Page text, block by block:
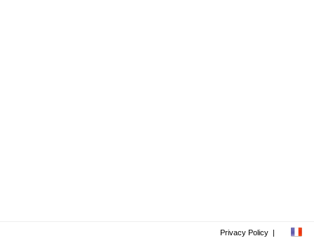
Privacy Policy |